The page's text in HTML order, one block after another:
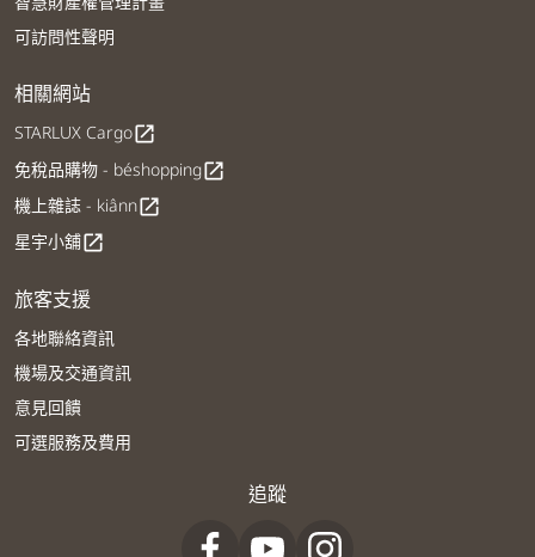
可訪問性聲明
相關網站
STARLUX Cargoopen_in_new
免稅品購物 - béshoppingopen_in_new
機上雜誌 - kiânnopen_in_new
星宇小舖open_in_new
旅客支援
各地聯絡資訊
機場及交通資訊
意見回饋
可選服務及費用
追蹤